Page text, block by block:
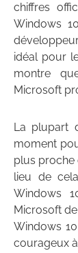
chiffres
Windows
idéal pour
montre
Microsoft
La plupart
moment
plus proche
lieu de
Windows
Microsoft
Windows
courageux